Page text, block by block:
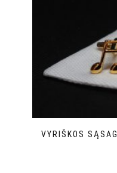
VYRIŠKOS